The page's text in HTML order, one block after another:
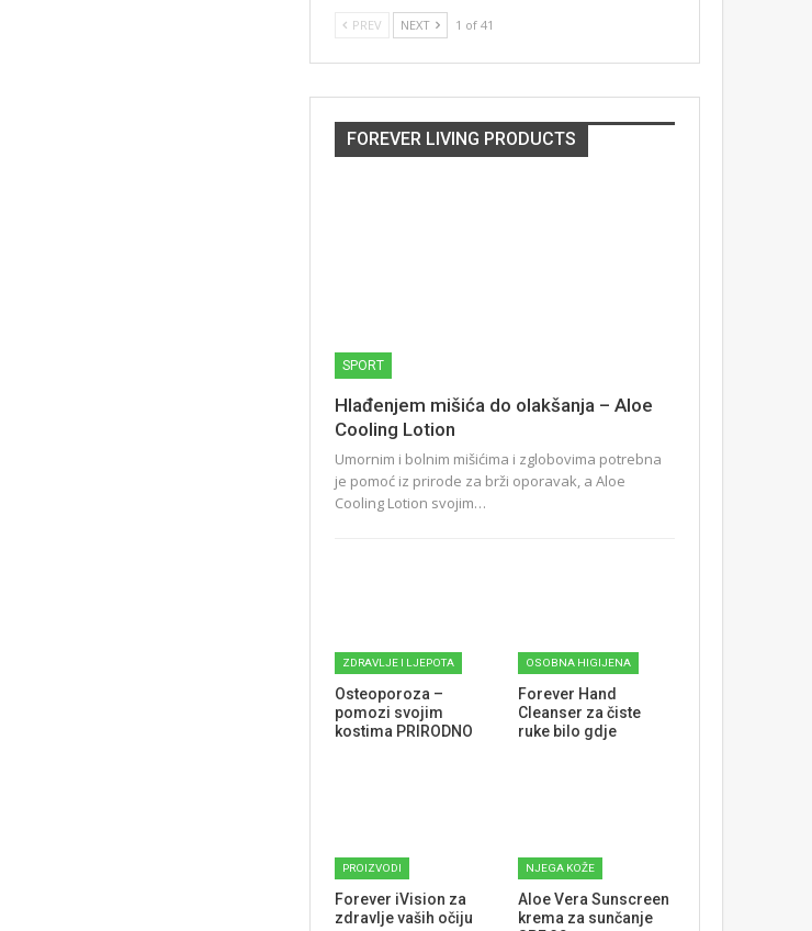
PREV NEXT 1 of 41
FOREVER LIVING PRODUCTS
SPORT
Hlađenjem mišića do olakšanja – Aloe
Cooling Lotion
Umornim i bolnim mišićima i zglobovima potrebna
je pomoć iz prirode za brži oporavak, a Aloe
Cooling Lotion svojim…
ZDRAVLJE I LJEPOTA
Osteoporoza –
pomozi svojim
kostima PRIRODNO
OSOBNA HIGIJENA
Forever Hand
Cleanser za čiste
ruke bilo gdje
PROIZVODI
Forever iVision za
zdravlje vaših očiju
NJEGA KOŽE
Aloe Vera Sunscreen
krema za sunčanje